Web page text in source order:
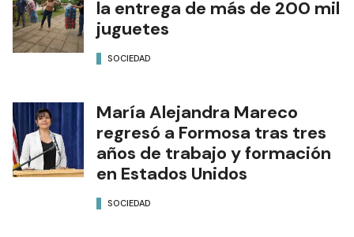
la entrega de más de 200 mil
juguetes
SOCIEDAD
María Alejandra Mareco
regresó a Formosa tras tres
años de trabajo y formación
en Estados Unidos
SOCIEDAD